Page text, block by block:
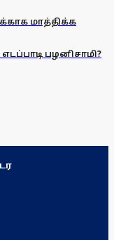
மாத்திக்க
பழனிசாமி?